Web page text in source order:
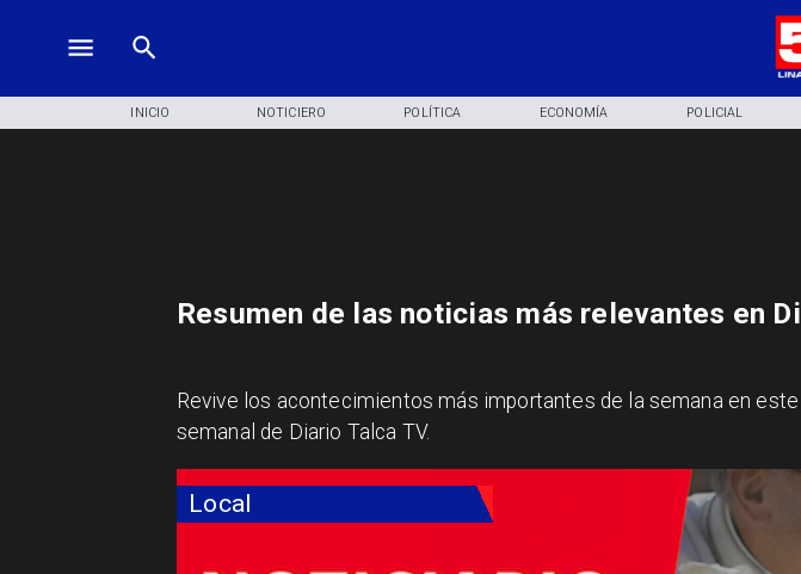
INICIO NOTICIERO POLÍTICA ECONOMÍA POLICIAL
Local
Resumen de las noticias más relevantes en
Revive los acontecimientos más importantes de la semana en
semanal de Diario Talca TV.